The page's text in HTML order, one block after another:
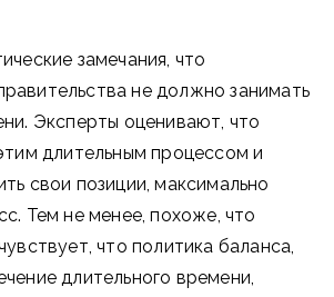
замечания, что
не должно занимать
Эксперты оценивают, что
длительным процессом и
свои позиции, максимально
Тем не менее, похоже, что
что политика баланса,
длительного времени,